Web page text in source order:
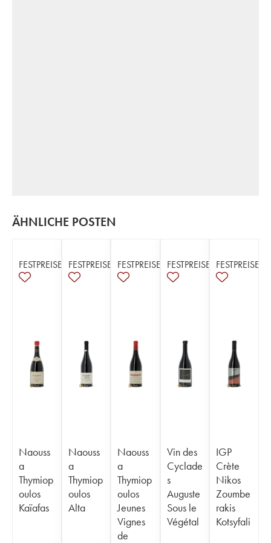
ÄHNLICHE POSTEN
FESTPREISE
Naouss
a
Thymiop
oulos
Kaïafas
FESTPREISE
Naouss
a
Thymiop
oulos
Alta
FESTPREISE
Naouss
a
Thymiop
oulos
Jeunes
Vignes
de
FESTPREISE
Vin des
Cyclade
s
Auguste
Sous le
Végétal
FESTPREISE
IGP
Crète
Nikos
Zoumbe
rakis
Kotsyfali